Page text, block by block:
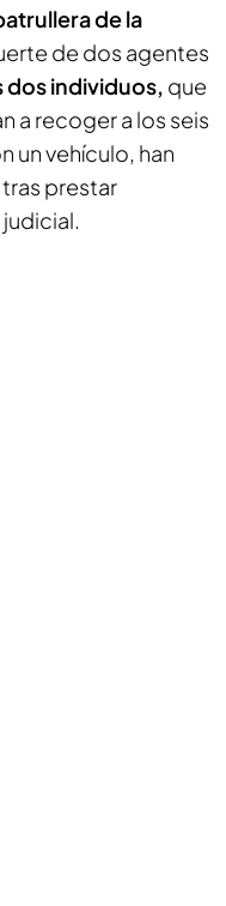
de la
de dos agentes
dos individuos, que
a recoger a los seis
un vehículo, han
prestar